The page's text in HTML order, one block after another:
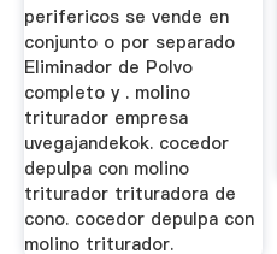
perifericos se vende en
conjunto o por separado
Eliminador de Polvo
completo y . molino
triturador empresa
uvegajandekok. cocedor
depulpa con molino
triturador trituradora de
cono. cocedor depulpa con
molino triturador.